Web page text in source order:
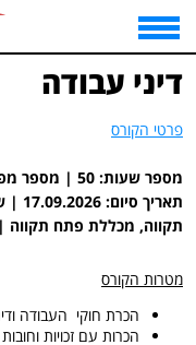
דף הבית
פתח תקווה, מכללת פתח תקווה | 16/07/2026 - 17/09/2026
דיני עבודה
פרטי הקורס
תקווה, מכללת פתח תקווה |
מטרות הקורס
הכרת חוקי העבודה
הכרות עם זכויות